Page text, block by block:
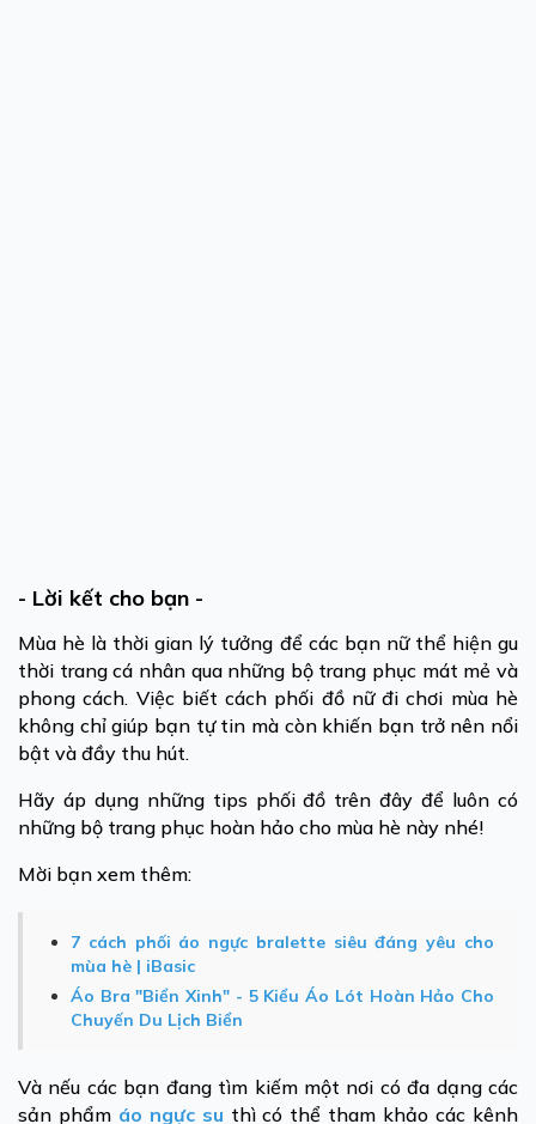
- Lời kết cho bạn -
Mùa hè là thời gian lý tưởng để các bạn nữ thể hiện gu
thời trang cá nhân qua những bộ trang phục mát mẻ và
phong cách. Việc biết cách phối đồ nữ đi chơi mùa hè
không chỉ giúp bạn tự tin mà còn khiến bạn trở nên nổi
bật và đầy thu hút.
Hãy áp dụng những tips phối đồ trên đây để luôn có
những bộ trang phục hoàn hảo cho mùa hè này nhé!
Mời bạn xem thêm:
7 cách phối áo ngực bralette siêu đáng yêu cho
mùa hè | iBasic
Áo Bra "Biển Xinh" - 5 Kiểu Áo Lót Hoàn Hảo Cho
Chuyến Du Lịch Biển
Và nếu các bạn đang tìm kiếm một nơi có đa dạng các
sản phẩm áo ngực su thì có thể tham khảo các kênh